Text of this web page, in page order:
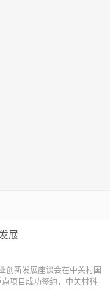
展
创新发展座谈会在中关村国
项目成功签约，中关村科